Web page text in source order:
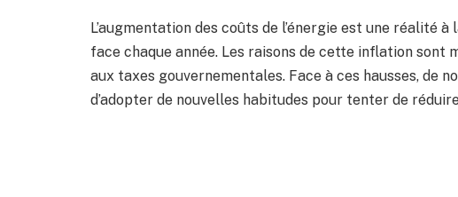
L’augmentation des coûts de l’énergie est une réalité
face chaque année. Les raisons de cette inflation
aux taxes gouvernementales. Face à ces hausses, de
d’adopter de nouvelles habitudes pour tenter de